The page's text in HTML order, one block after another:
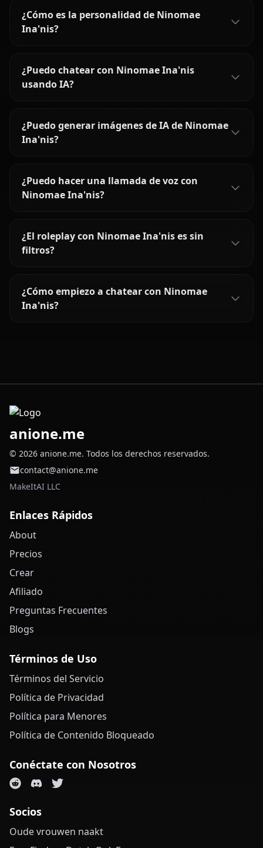
¿Cómo es la personalidad de Ninomae
Ina'nis?
¿Puedo chatear con Ninomae Ina'nis
usando IA?
¿Puedo generar imágenes de IA de Ninomae
Ina'nis?
¿Puedo hacer una llamada de voz con
Ninomae Ina'nis?
¿El roleplay con Ninomae Ina'nis es sin
filtros?
¿Cómo empiezo a chatear con Ninomae
Ina'nis?
anione.me
© 2026 anione.me. Todos los derechos reservados.
contact@anione.me
MakeItAI LLC
Enlaces Rápidos
About
Precios
Crear
Afiliado
Preguntas Frecuentes
Blogs
Términos de Uso
Términos del Servicio
Política de Privacidad
Política para Menores
Política de Contenido Bloqueado
Conéctate con Nosotros
Socios
Oude vrouwen naakt